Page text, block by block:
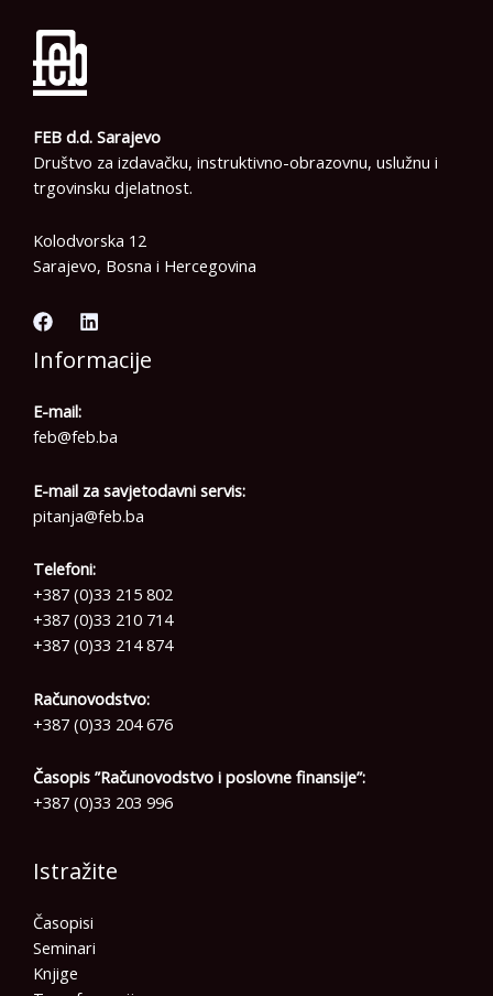
FEB d.d. Sarajevo
Društvo za izdavačku, instruktivno-obrazovnu, uslužnu i
trgovinsku djelatnost.
Kolodvorska 12
Sarajevo, Bosna i Hercegovina
Informacije
E-mail:
feb@feb.ba
E-mail za savjetodavni servis:
pitanja@feb.ba
Telefoni:
+387 (0)33 215 802
+387 (0)33 210 714
+387 (0)33 214 874
Računovodstvo:
+387 (0)33 204 676
Časopis ”Računovodstvo i poslovne finansije”:
+387 (0)33 203 996
Istražite
Časopisi
Seminari
Knjige